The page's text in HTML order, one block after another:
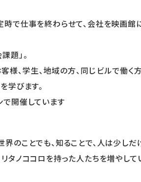
で仕事を終わらせて、会社を映画館に
題」。
様、学生、地域の方、同じビルで働
学びます。
開催しています
のことでも、知ることで、人は少しだ
タノココロを持った人たちを増やして